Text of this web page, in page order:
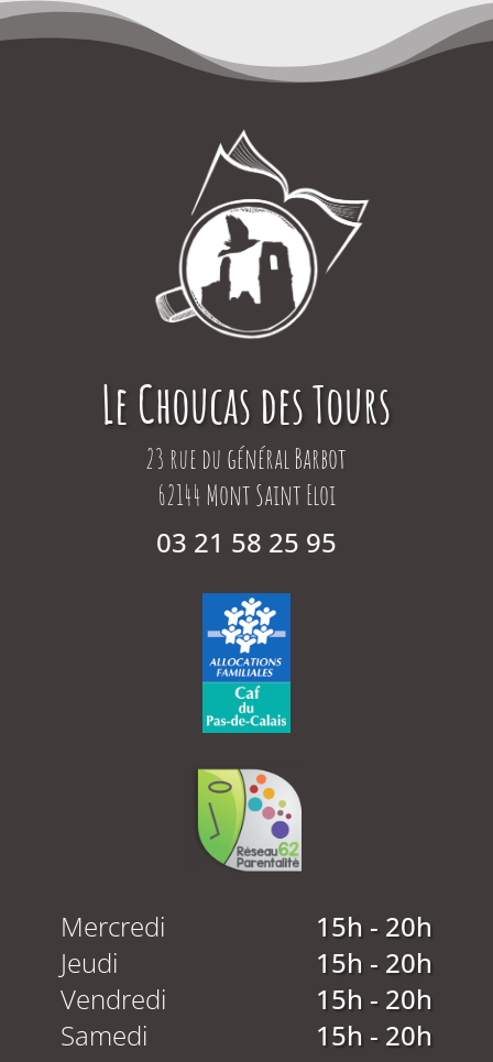
Le Choucas des Tours
23 rue du général Barbot
62144 Mont Saint Eloi
03 21 58 25 95
Mercredi
15h - 20h
Jeudi
15h - 20h
Vendredi
15h - 20h
Samedi
15h - 20h